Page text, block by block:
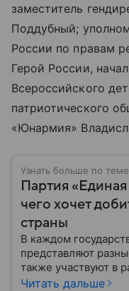
заместитель
Поддубный;
России по правам
Герой России,
Всероссийского
патриотического
«Юнармия»
Узнать больше по теме
Партия
чего хочет
страны
В каждом
представляют
также участвуют в
помогают
Читать дальше